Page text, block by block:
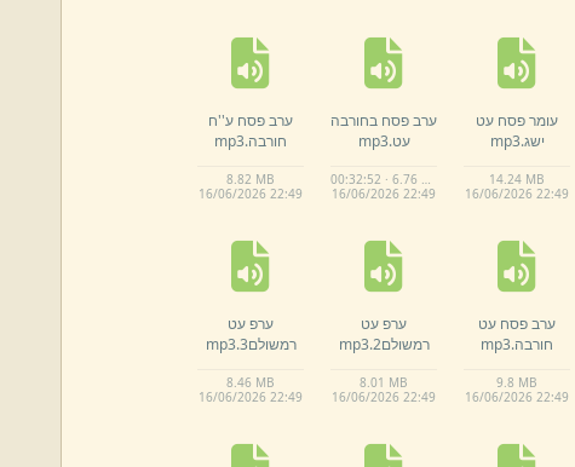
עומר פסח עט
ישג.mp3
16/06/2026 22:49
ערב פסח בחורבה
עט.mp3
00:32:52 · 6.76 MB
16/06/2026 22:49
ערב פסח ע''ח
חורבה.mp3
8.82 MB
16/06/2026 22:49
ערב פסח עט
חורבה.mp3
9.8 MB
16/06/2026 22:49
ערפ עט
רמשולם2.
mp3
8.01 MB
16/06/2026 22:49
ערפ עט
רמשולם3.
mp3
8.46 MB
16/06/2026 22:49